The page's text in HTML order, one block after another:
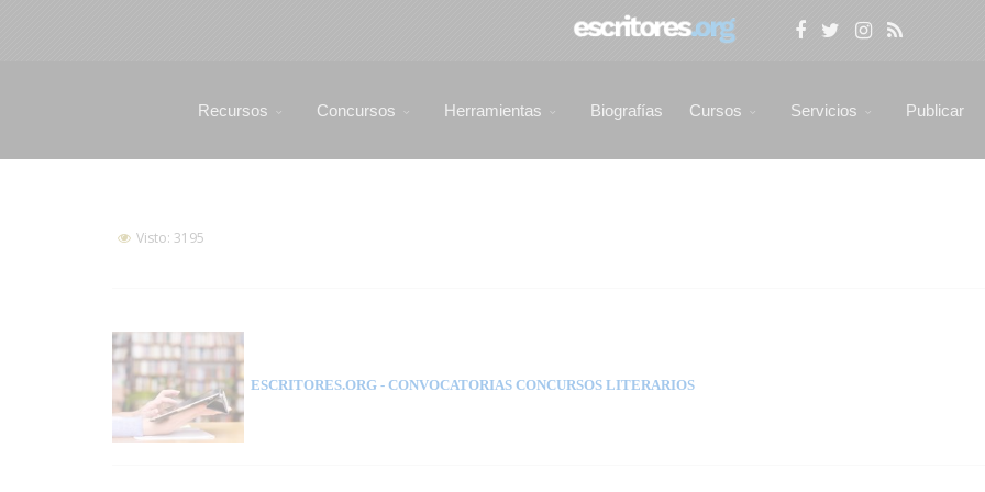
Recursos Concursos Herramientas Biografías Cursos Servicios Publicar
Visto: 3195
ESCRITORES.ORG - CONVOCATORIAS CONCURSOS LITERARIOS